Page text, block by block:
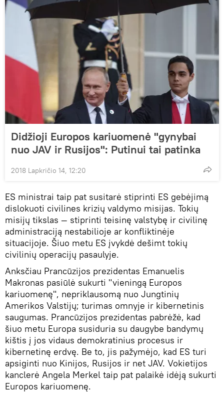
Didžioji Europos kariuomenė "gynybai
nuo JAV ir Rusijos": Putinui tai patinka
2018 Lapkričio 14, 12:20
ES ministrai taip pat susitarė stiprinti ES gebėjimą
dislokuoti civilines krizių valdymo misijas. Tokių
misijų tikslas — stiprinti teisinę valstybę ir civilinę
administraciją nestabilioje ar konfliktinėje
situacijoje. Šiuo metu ES įvykdė dešimt tokių
civilinių operacijų pasaulyje.
Anksčiau Prancūzijos prezidentas Emanuelis
Makronas pasiūlė sukurti "vieningą Europos
kariuomenę", nepriklausomą nuo Jungtinių
Amerikos Valstijų; turimas omnyje ir kibernetinis
saugumas. Prancūzijos prezidentas pabrėžė, kad
šiuo metu Europa susiduria su daugybe bandymų
kištis į jos vidaus demokratinius procesus ir
kibernetinę erdvę. Be to, jis pažymėjo, kad ES turi
apsiginti nuo Kinijos, Rusijos ir net JAV. Vokietijos
kanclerė Angela Merkel taip pat palaikė idėją sukurti
Europos kariuomenę.